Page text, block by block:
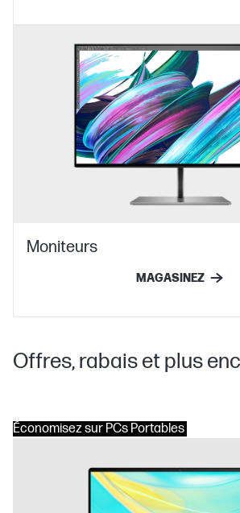
Moniteurs
MAGASINEZ
Offres, rabais et plus
Économisez sur PCs Portables